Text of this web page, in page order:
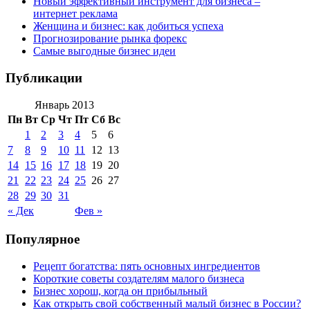
интернет реклама
Женщина и бизнес: как добиться успеха
Прогнозирование рынка форекс
Самые выгодные бизнес идеи
Публикации
Январь 2013
Пн Вт Ср Чт Пт Сб Вс
« Дек Фев »
1 2 3 4 5
6
7
8 9 10 11 12 13
14 15 16 17 18 19 20
21
22 23 24 25 26 27
28 29 30 31
Популярное
Рецепт богатства: пять основных ингредиентов
Короткие советы создателям малого бизнеса
Бизнес хорош, когда он прибыльный
Как открыть свой собственный малый бизнес в России?